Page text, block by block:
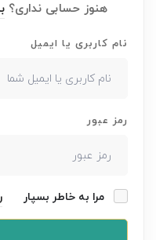
هنوز حسابی نداری؟
نام کاربری یا ایمیل
رمز عبور
مرا به خاطر بسپار